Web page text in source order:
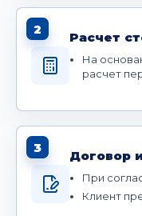
2
Расчет
На
расчет
3
Договор
При
Клиент